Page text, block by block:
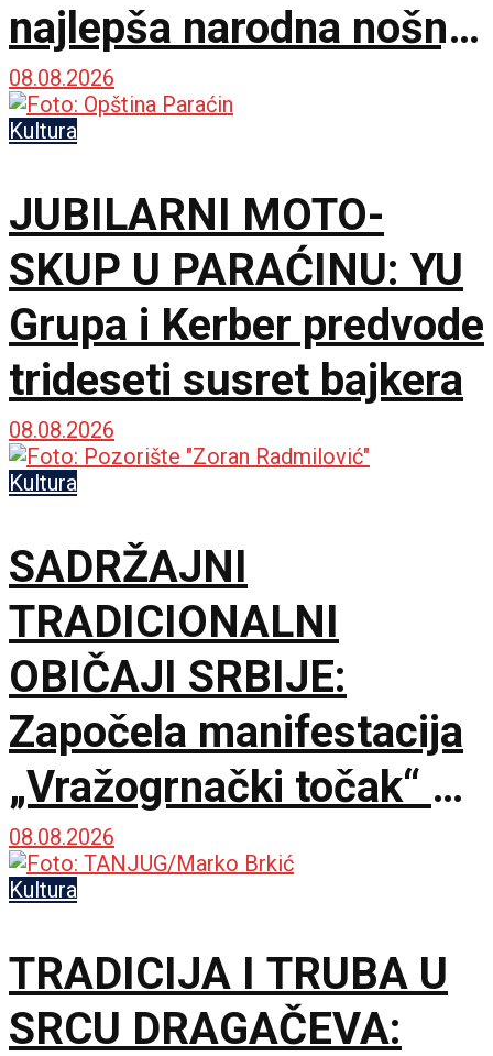
najlepša narodna nošnja
na 65. Saboru trubača
08.08.2026
Kultura
JUBILARNI MOTO-
SKUP U PARAĆINU: YU
Grupa i Kerber predvode
trideseti susret bajkera
08.08.2026
Kultura
SADRŽAJNI
TRADICIONALNI
OBIČAJI SRBIJE:
Započela manifestacija
„Vražogrnački točak“ u
porti Hrama Svete
Trojice
08.08.2026
Kultura
TRADICIJA I TRUBA U
SRCU DRAGAČEVA: